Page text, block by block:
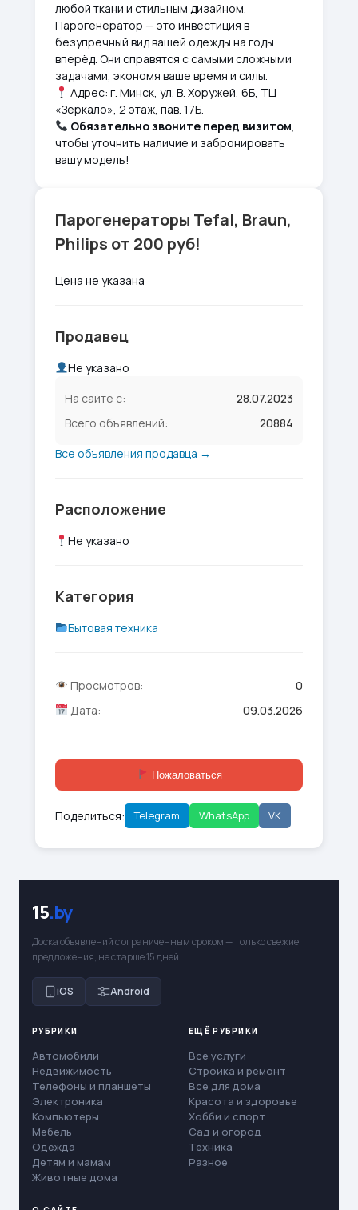
любой ткани и стильным дизайном.
Парогенератор — это инвестиция в
безупречный вид вашей одежды на годы
вперёд. Они справятся с самыми сложными
задачами, экономя ваше время и силы.
Адрес: г. Минск, ул. В. Хоружей, 6Б, ТЦ
«Зеркало», 2 этаж, пав. 17Б.
Обязательно звоните перед визитом,
чтобы уточнить наличие и забронировать
вашу модель!
Парогенераторы Tefal, Braun,
Philips от 200 руб!
Цена не указана
Продавец
Не указано
На сайте с:
28.07.2023
Всего объявлений:
20884
Все объявления продавца →
Расположение
Не указано
Категория
Бытовая техника
Просмотров:
0
Дата:
09.03.2026
Пожаловаться
Поделиться: Telegram WhatsApp VK
15.by
Доска объявлений с ограниченным сроком — только свежие
предложения, не старше 15 дней.
iOS Android
РУБРИКИ
Автомобили
Недвижимость
Телефоны и планшеты
Электроника
Компьютеры
Мебель
Одежда
Детям и мамам
Животные дома
ЕЩЁ РУБРИКИ
Все услуги
Стройка и ремонт
Все для дома
Красота и здоровье
Хобби и спорт
Сад и огород
Техника
Разное